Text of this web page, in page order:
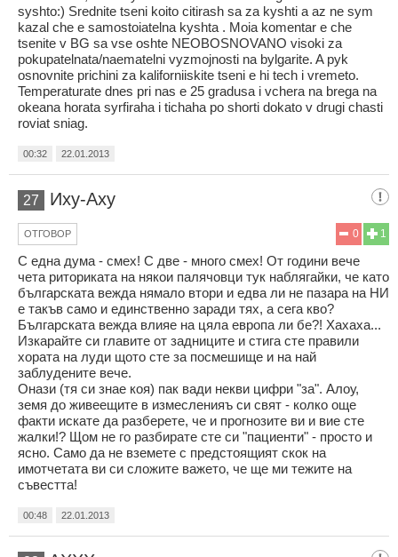
syshto:) Srednite tseni koito citirash sa za kyshti a az ne sym
kazal che e samostoiatelna kyshta . Moia komentar e che
tsenite v BG sa vse oshte NEOBOSNOVANO visoki za
pokupatelnata/naematelni vyzmojnosti na bylgarite. A pyk
osnovnite prichini za kaliforniiskite tseni e hi tech i vremeto.
Temperaturate dnes pri nas e 25 gradusa i vchera na brega na
okeana horata syrfiraha i tichaha po shorti dokato v drugi chasti
roviat sniag.
00:32 22.01.2013
27 Иху-Аху
1
0
ОТГОВОР
С една дума - смех! С две - много смех! От години вече
чета риториката на някои палячовци тук наблягайки, че като
българската вежда нямало втори и едва ли не пазара на НИ
е такъв само и единственно заради тях, а сега кво?
Българската вежда влияе на цяла европа ли бе?! Хахаха...
Изкарайте си главите от задниците и стига сте правили
хората на луди щото сте за посмешище и на най
заблудените вече.
Онази (тя си знае коя) пак вади некви цифри "за". Алоу,
земя до живеещите в измесленияъ си свят - колко още
факти искате да разберете, че и прогнозите ви и вие сте
жалки!? Щом не го разбирате сте си "пациенти" - просто и
ясно. Само да не вземете с предстоящият скок на
имотчетата ви си сложите важето, че ще ми тежите на
съвестта!
00:48 22.01.2013